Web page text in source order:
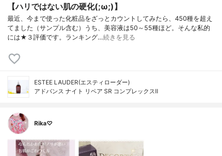
【ハリではない肌の硬化(;ω;)】
最近、今まで使った化粧品をざっとカウントしてみたら、450種を超え
てました（サンプル含む）うち、美容液は50～55種ほど。そんな私的
には★３評価です。ランキング…続きを見る
ESTEE LAUDER(エスティローダー)
アドバンス ナイト リペア SR コンプレックスⅡ
Rika♡